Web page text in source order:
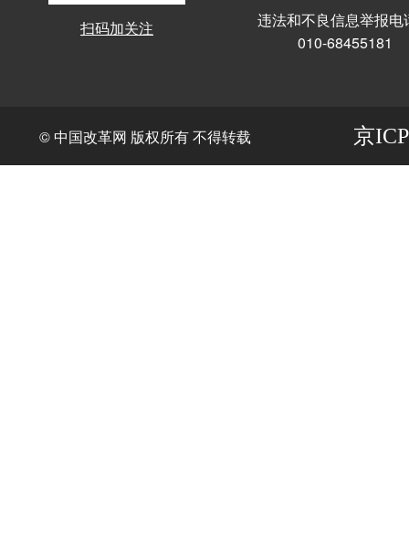
扫码加关注
违法和不良信息举报电
010-68455181
© 中国改革网 版权所有 不得转载 京